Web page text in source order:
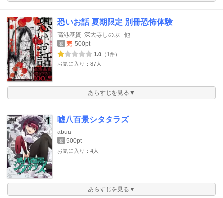
恐いお話 夏期限定 別冊恐怖体験
高港基資 深大寺しのぶ 他
巻 完 500pt
1.0 （1件）
お気に入り：87人
あらすじを見る▼
嘘八百景シタタラズ
abua
巻 500pt
お気に入り：4人
あらすじを見る▼